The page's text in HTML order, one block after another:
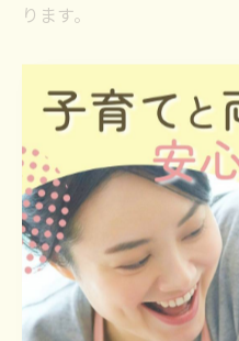
ります。
吹田市で失敗し
法
後悔しない保育園選びの
保育園選びで後悔しない
家庭の事情、子どもの性
リストアップすることが